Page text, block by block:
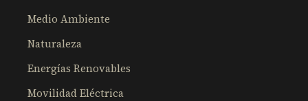
Medio Ambiente
Naturaleza
Energías Renovables
Movilidad Eléctrica